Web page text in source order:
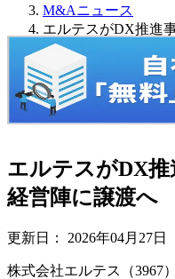
M&Aニュース
エルテスがDX推進
エルテスがDX推
経営陣に譲渡へ
更新日： 2026年04月27日
株式会社エルテス（3967